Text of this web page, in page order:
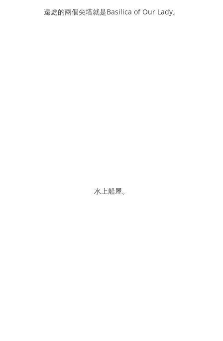
遠處的兩個尖塔就是Basilica of Our Lady。
水上船屋。